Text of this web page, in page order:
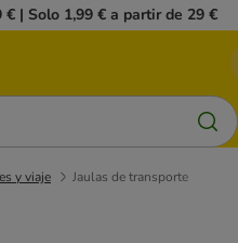
€ | Solo 1,99 € a partir de 29 €
y viaje Jaulas de transporte